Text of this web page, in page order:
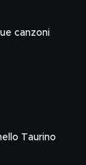
canzoni
Taurino